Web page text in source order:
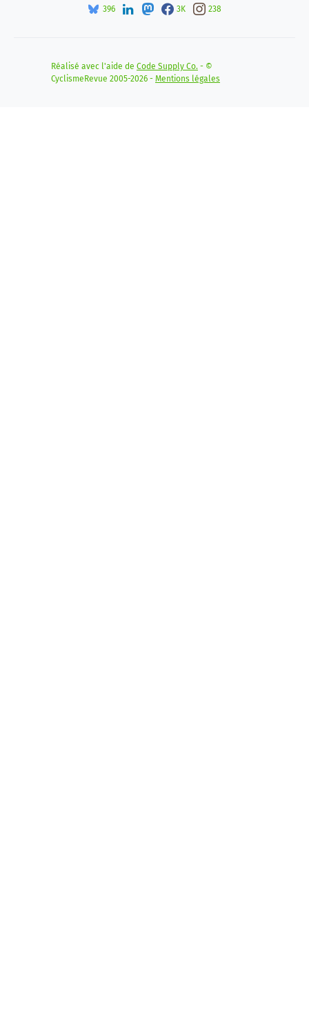
396 3K 238
Réalisé avec l'aide de Code Supply Co. - ©
CyclismeRevue 2005-2026 - Mentions légales